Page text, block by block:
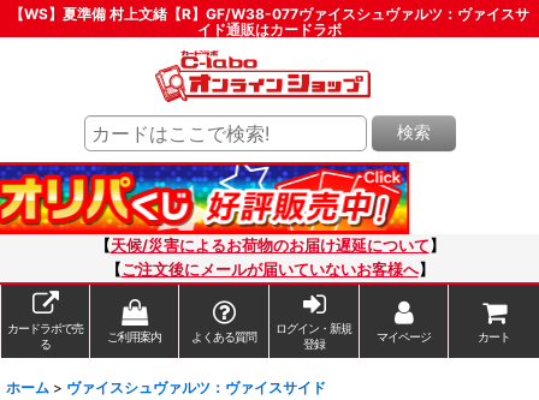
【WS】夏準備 村上文緒【R】GF/W38-077ヴァイスシュヴァルツ：ヴァイスサ
イド通販はカードラボ
検索
【天候/災害によるお荷物のお届け遅延について 】
【ご注文後にメールが届いていないお客様へ】
カードラボで売
る
ご利用案内 よくある質問
ログイン・新規
登録
マイページ カート
ホーム > ヴァイスシュヴァルツ：ヴァイスサイド